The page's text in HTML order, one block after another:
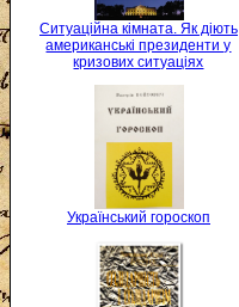
Ситуаційна кімната. Як діють
американські президенти у
кризових ситуаціях
Український гороскоп